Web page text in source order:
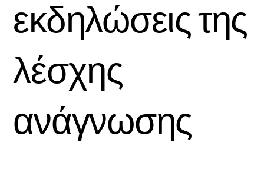
εκδηλώσεις της
λέσχης
ανάγνωσης